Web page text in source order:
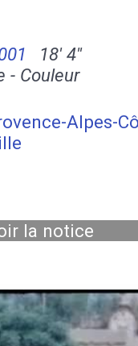
18' 4''
- Couleur
Alpes-
la notice